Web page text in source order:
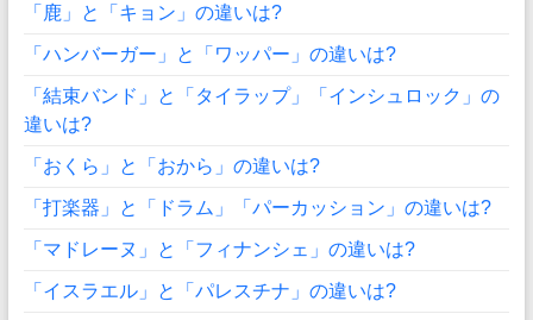
「鹿」と「キョン」の違いは?
「ハンバーガー」と「ワッパー」の違いは?
「結束バンド」と「タイラップ」「インシュロック」の
違いは?
「おくら」と「おから」の違いは?
「打楽器」と「ドラム」「パーカッション」の違いは?
「マドレーヌ」と「フィナンシェ」の違いは?
「イスラエル」と「パレスチナ」の違いは?